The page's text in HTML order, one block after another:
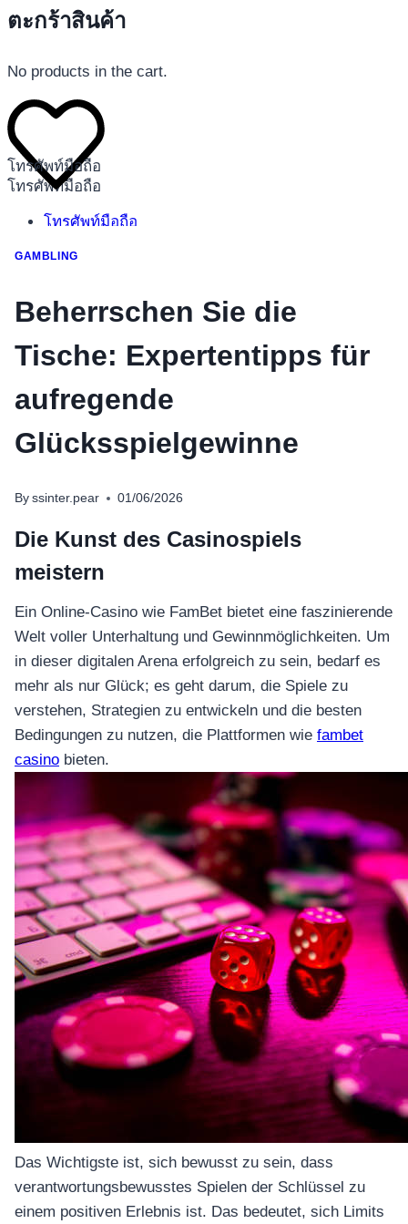
โทรศัพท์มือถือ
โทรศัพท์มือถือ
โทรศัพท์มือถือ
ตะกร้าสินค้า
No products in the cart.
GAMBLING
Beherrschen Sie die
Tische: Expertentipps für
aufregende
Glücksspielgewinne
By ssinter.pear 01/06/2026
Die Kunst des Casinospiels
meistern
Ein Online-Casino wie FamBet bietet eine faszinierende
Welt voller Unterhaltung und Gewinnmöglichkeiten. Um
in dieser digitalen Arena erfolgreich zu sein, bedarf es
mehr als nur Glück; es geht darum, die Spiele zu
verstehen, Strategien zu entwickeln und die besten
Bedingungen zu nutzen, die Plattformen wie fambet
casino bieten.
Das Wichtigste ist, sich bewusst zu sein, dass
verantwortungsbewusstes Spielen der Schlüssel zu
einem positiven Erlebnis ist. Das bedeutet, sich Limits